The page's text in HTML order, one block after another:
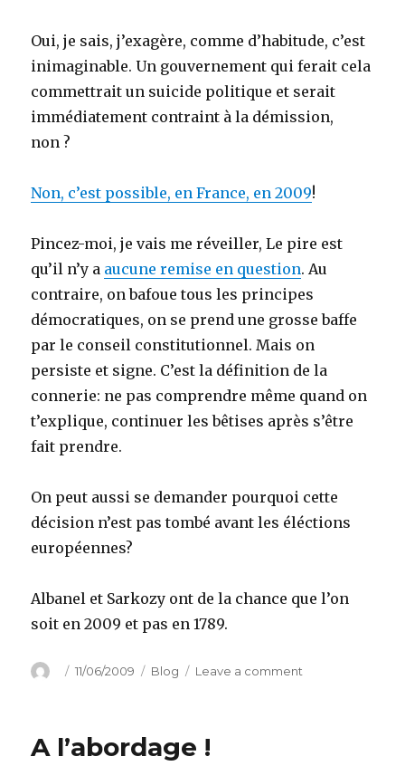
Oui, je sais, j’exagère, comme d’habitude, c’est
inimaginable. Un gouvernement qui ferait cela
commettrait un suicide politique et serait
immédiatement contraint à la démission,
non ?
Non, c’est possible, en France, en 2009!
Pincez-moi, je vais me réveiller, Le pire est
qu’il n’y a aucune remise en question. Au
contraire, on bafoue tous les principes
démocratiques, on se prend une grosse baffe
par le conseil constitutionnel. Mais on
persiste et signe. C’est la définition de la
connerie: ne pas comprendre même quand on
t’explique, continuer les bêtises après s’être
fait prendre.
On peut aussi se demander pourquoi cette
décision n’est pas tombé avant les éléctions
européennes?
Albanel et Sarkozy ont de la chance que l’on
soit en 2009 et pas en 1789.
Author
Posted
11/06/2009 Categories
Blog Leave a comment
A l’abordage !